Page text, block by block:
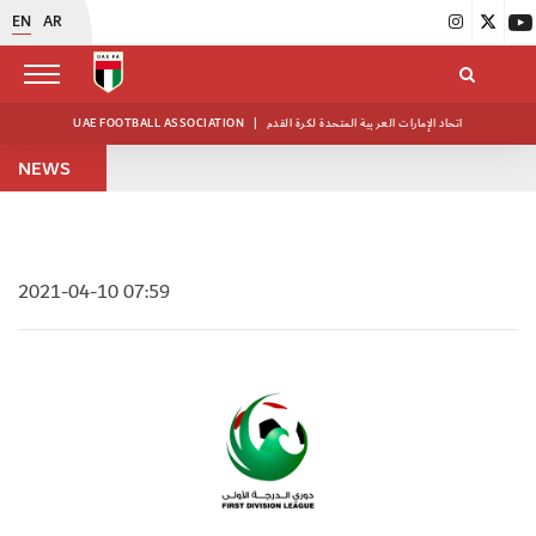
EN AR
UAE FOOTBALL ASSOCIATION | اتحاد الإمارات العربية المتحدة لكرة القدم
NEWS
2021-04-10 07:59